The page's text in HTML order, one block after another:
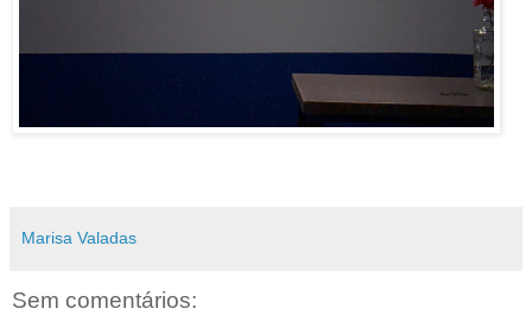
Marisa Valadas
Sem comentários: